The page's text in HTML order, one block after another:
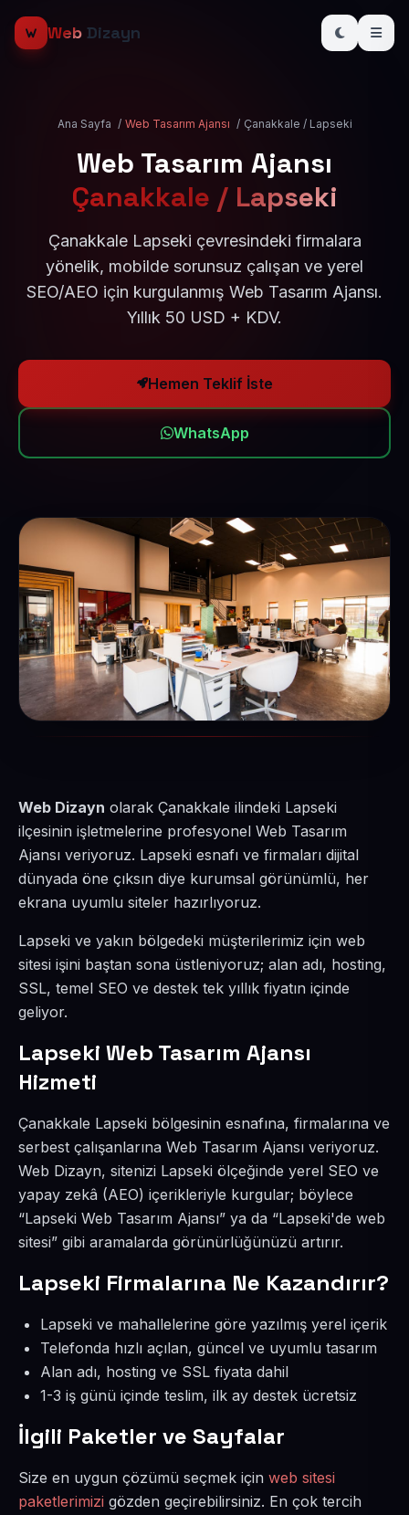
Web Dizayn
Ana Sayfa / Web Tasarım Ajansı / Çanakkale / Lapseki
Web Tasarım Ajansı
Çanakkale / Lapseki
Çanakkale Lapseki çevresindeki firmalara
yönelik, mobilde sorunsuz çalışan ve yerel
SEO/AEO için kurgulanmış Web Tasarım Ajansı.
Yıllık 50 USD + KDV.
Hemen Teklif İste
WhatsApp
Web Dizayn olarak Çanakkale ilindeki Lapseki
ilçesinin işletmelerine profesyonel Web Tasarım
Ajansı veriyoruz. Lapseki esnafı ve firmaları dijital
dünyada öne çıksın diye kurumsal görünümlü, her
ekrana uyumlu siteler hazırlıyoruz.
Lapseki ve yakın bölgedeki müşterilerimiz için web
sitesi işini baştan sona üstleniyoruz; alan adı, hosting,
SSL, temel SEO ve destek tek yıllık fiyatın içinde
geliyor.
Lapseki Web Tasarım Ajansı
Hizmeti
Çanakkale Lapseki bölgesinin esnafına, firmalarına ve
serbest çalışanlarına Web Tasarım Ajansı veriyoruz.
Web Dizayn, sitenizi Lapseki ölçeğinde yerel SEO ve
yapay zekâ (AEO) içerikleriyle kurgular; böylece
“Lapseki Web Tasarım Ajansı” ya da “Lapseki'de web
sitesi” gibi aramalarda görünürlüğünüzü artırır.
Lapseki Firmalarına Ne Kazandırır?
Lapseki ve mahallelerine göre yazılmış yerel içerik
Telefonda hızlı açılan, güncel ve uyumlu tasarım
Alan adı, hosting ve SSL fiyata dahil
1-3 iş günü içinde teslim, ilk ay destek ücretsiz
İlgili Paketler ve Sayfalar
Size en uygun çözümü seçmek için web sitesi
paketlerimizi gözden geçirebilirsiniz. En çok tercih